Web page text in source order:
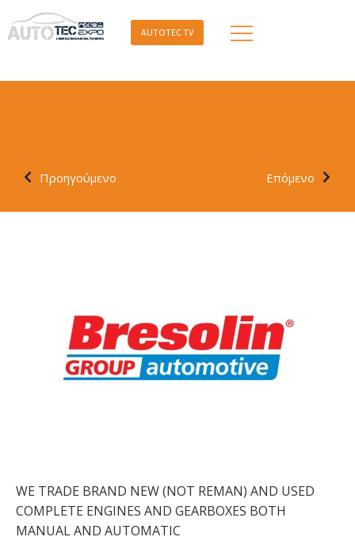
AUTOTEC TV
Προηγούμενο Επόμενο
WE TRADE BRAND NEW (NOT REMAN) AND USED
COMPLETE ENGINES AND GEARBOXES BOTH
MANUAL AND AUTOMATIC